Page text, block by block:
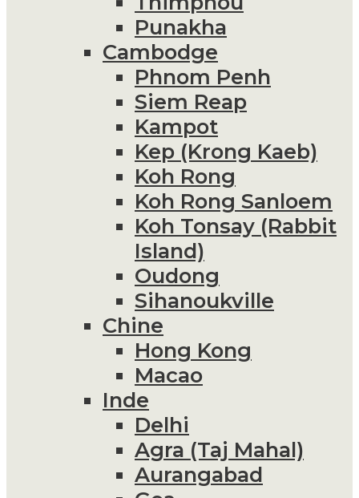
Punakha
Cambodge
Phnom Penh
Siem Reap
Kampot
Kep (Krong Kaeb)
Koh Rong
Koh Rong Sanloem
Koh Tonsay (Rabbit
Island)
Oudong
Sihanoukville
Chine
Hong Kong
Macao
Inde
Delhi
Agra (Taj Mahal)
Aurangabad